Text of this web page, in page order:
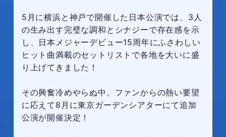
5月に横浜と神戸で開催した日本公演では、3人
の生み出す完璧な調和とシナジーで存在感を示
し、日本メジャーデビュー15周年にふさわしい
ヒット曲満載のセットリストで各地を大いに盛
り上げてきました！
その興奮冷めやらぬ中、ファンからの熱い要望
に応えて8月に東京ガーデンシアターにて追加
公演が開催決定！